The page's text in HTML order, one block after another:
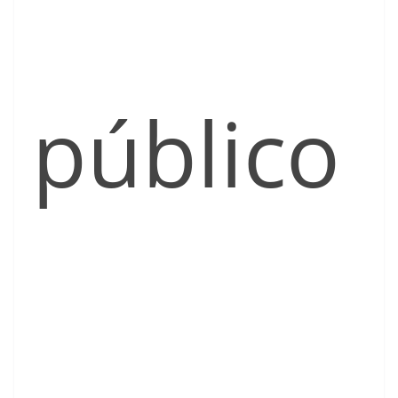
público